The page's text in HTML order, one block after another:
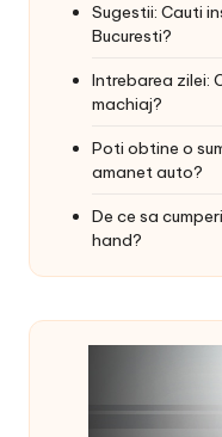
Sugestii: Cauti
Bucuresti?
Intrebarea zilei:
machiaj?
Poti obtine o
amanet auto?
De ce sa
hand?